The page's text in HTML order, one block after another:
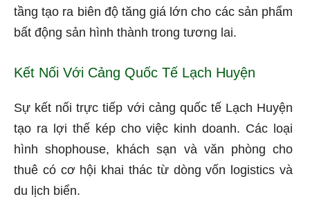
tầng tạo ra biên độ tăng giá lớn cho các sản phẩm
bất động sản hình thành trong tương lai.
Kết Nối Với Cảng Quốc Tế Lạch Huyện
Sự kết nối trực tiếp với cảng quốc tế Lạch Huyện
tạo ra lợi thế kép cho việc kinh doanh. Các loại
hình shophouse, khách sạn và văn phòng cho
thuê có cơ hội khai thác từ dòng vốn logistics và
du lịch biển.